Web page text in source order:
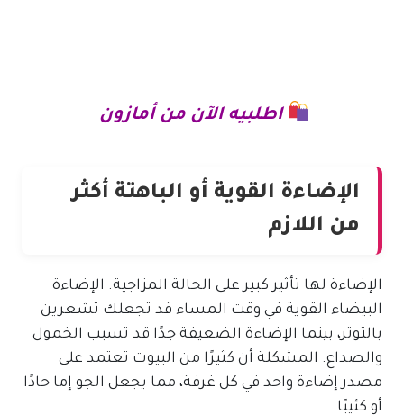
اطلبيه الآن من أمازون
الإضاءة القوية أو الباهتة أكثر
من اللازم
الإضاءة لها تأثير كبير على الحالة المزاجية. الإضاءة
البيضاء القوية في وقت المساء قد تجعلك تشعرين
بالتوتر، بينما الإضاءة الضعيفة جدًا قد تسبب الخمول
والصداع. المشكلة أن كثيرًا من البيوت تعتمد على
مصدر إضاءة واحد في كل غرفة، مما يجعل الجو إما حادًا
أو كئيبًا.